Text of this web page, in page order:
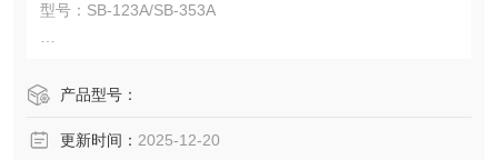
型号：SB-123A/SB-353A
至应变仪
产品型号：
更新时间： 2025-12-20